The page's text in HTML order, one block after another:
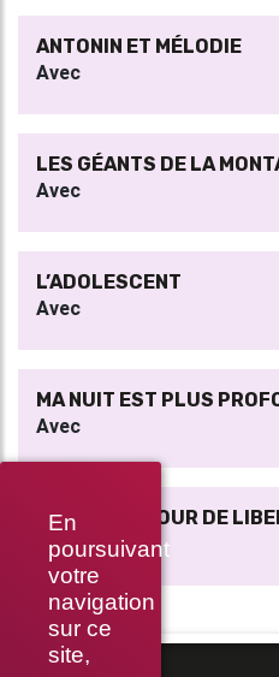
En
poursuivant
votre
navigation
sur ce
site,
ANTONIN ET MÉLODIE
Avec
LES GÉANTS DE LA
Avec
L’ADOLESCENT
Avec
MA NUIT EST PLUS
Avec
VENDREDI, JOUR DE
Avec